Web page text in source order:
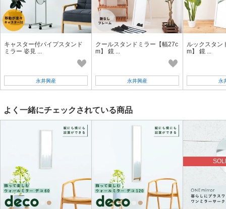
キャスター付パイプスタンド
ミラー 姿見 ...
永井興産
クールスタンドミラー【幅27c
m】 鏡 ...
永井興産
ルックスタン
m】 鏡 ...
永
よく一緒にチェックされている商品